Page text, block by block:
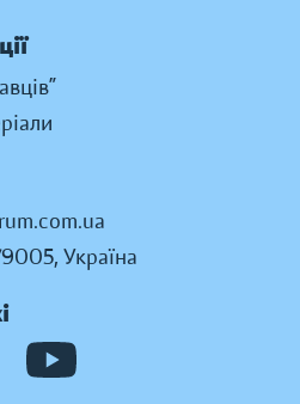
Україна